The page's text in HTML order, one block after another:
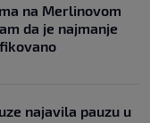
na Merlinovom
da je najmanje
najavila pauzu u